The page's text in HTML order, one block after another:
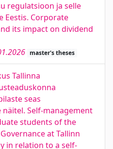
regulatsioon ja selle
Eestis. Corporate
its impact on dividend
master's theses
Tallinna
seas
Self-management
students of the
at Tallinn
in relation to a self-